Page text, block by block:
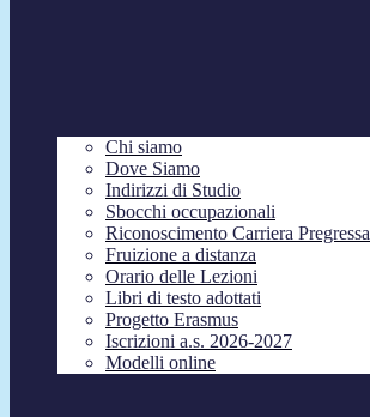
Chi siamo
Dove Siamo
Indirizzi di Studio
Sbocchi occupazionali
Riconoscimento Carriera Pregressa
Fruizione a distanza
Orario delle Lezioni
Libri di testo adottati
Progetto Erasmus
Iscrizioni a.s. 2026-2027
Modelli online